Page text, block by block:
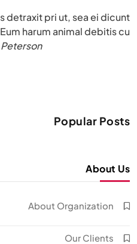
detraxit pri ut, sea ei dicunt
harum animal debitis cu
Popular Posts
About Us
About Organization
Our Clients